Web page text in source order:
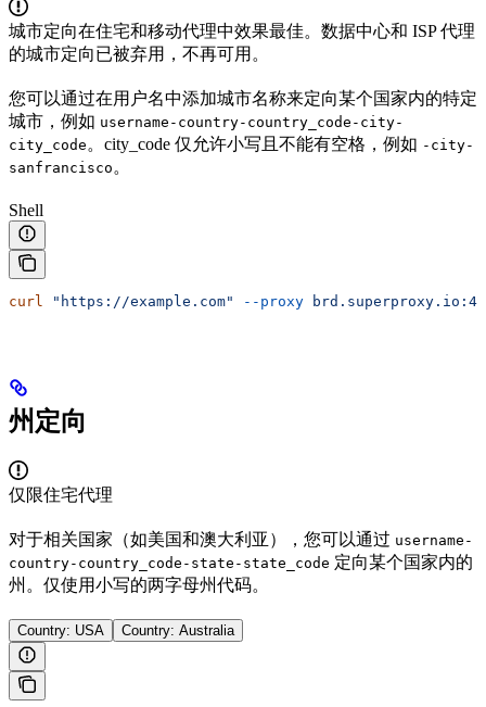
城市定向在住宅和移动代理中效果最佳。数据中心和 ISP 代理
的城市定向已被弃用，不再可用。
您可以通过在用户名中添加城市名称来定向某个国家内的特定
城市，例如 username-country-country_code-city-
city_code 。city_code 仅允许小写且不能有空格，例如 -city-
sanfrancisco 。
Shell
curl "https://example.com" --proxy
州定向
仅限住宅代理
对于相关国家（如美国和澳大利亚），您可以通过 username-
country-country_code-state-state_code 定向某个国家内的
州。仅使用小写的两字母州代码。
Country: USA Country: Australia